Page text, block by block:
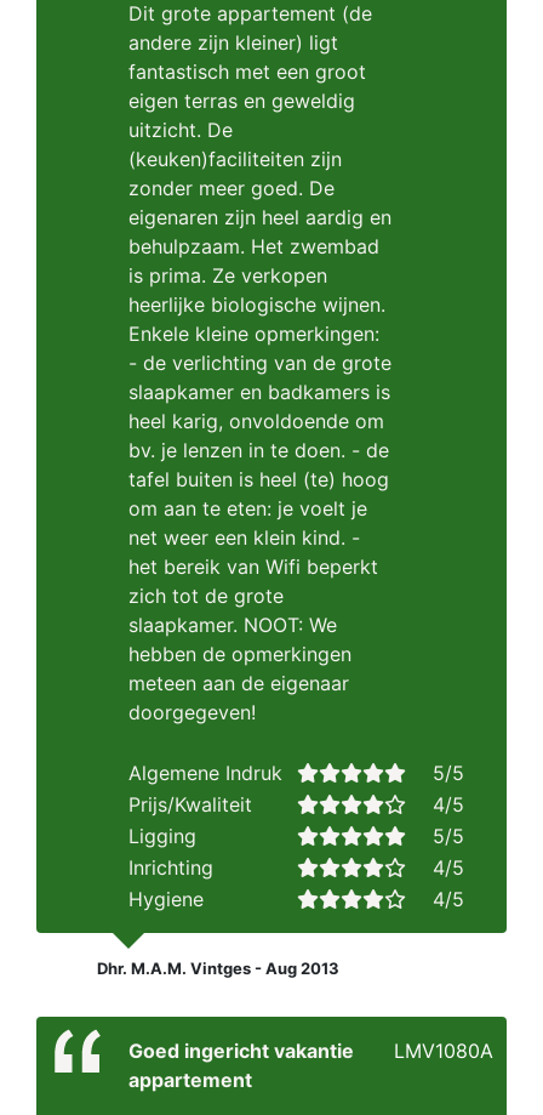
Dit grote appartement (de
andere zijn kleiner) ligt
fantastisch met een groot
eigen terras en geweldig
uitzicht. De
(keuken)faciliteiten zijn
zonder meer goed. De
eigenaren zijn heel aardig en
behulpzaam. Het zwembad
is prima. Ze verkopen
heerlijke biologische wijnen.
Enkele kleine opmerkingen:
- de verlichting van de grote
slaapkamer en badkamers is
heel karig, onvoldoende om
bv. je lenzen in te doen. - de
tafel buiten is heel (te) hoog
om aan te eten: je voelt je
net weer een klein kind. -
het bereik van Wifi beperkt
zich tot de grote
slaapkamer. NOOT: We
hebben de opmerkingen
meteen aan de eigenaar
doorgegeven!
Algemene Indruk
5/5
Prijs/Kwaliteit
4/5
Ligging
5/5
Inrichting
4/5
Hygiene
4/5
Dhr. M.A.M. Vintges - Aug 2013
Goed ingericht vakantie
appartement
LMV1080A